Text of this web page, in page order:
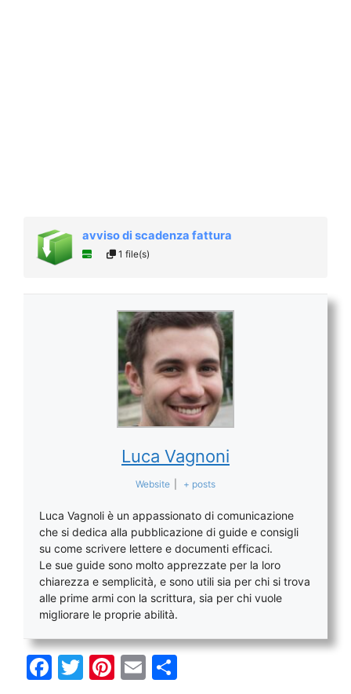
avviso di scadenza fattura
1 file(s)
Luca Vagnoni
Website + posts
Luca Vagnoli è un appassionato di comunicazione
che si dedica alla pubblicazione di guide e consigli
su come scrivere lettere e documenti efficaci.
Le sue guide sono molto apprezzate per la loro
chiarezza e semplicità, e sono utili sia per chi si trova
alle prime armi con la scrittura, sia per chi vuole
migliorare le proprie abilità.
F
T
Pi E